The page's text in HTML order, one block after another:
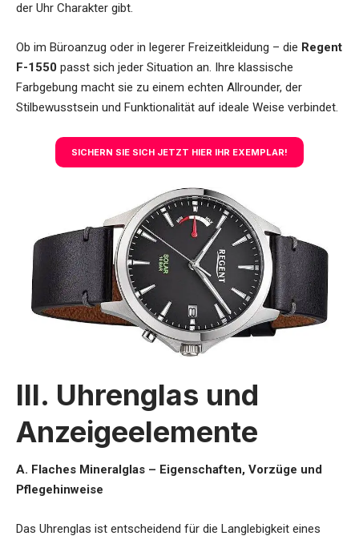
der Uhr Charakter gibt.
Ob im Büroanzug oder in legerer Freizeitkleidung – die Regent
F-1550 passt sich jeder Situation an. Ihre klassische
Farbgebung macht sie zu einem echten Allrounder, der
Stilbewusstsein und Funktionalität auf ideale Weise verbindet.
SICHERN SIE SICH JETZT HIER IHR EXEMPLAR!
III. Uhrenglas und
Anzeigeelemente
A. Flaches Mineralglas – Eigenschaften, Vorzüge und
Pflegehinweise
Das Uhrenglas ist entscheidend für die Langlebigkeit eines